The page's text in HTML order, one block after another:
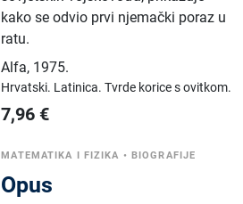
kako se odvio prvi njemački poraz u
ratu.
Alfa, 1975.
Hrvatski. Latinica.Tvrde korice s ovitkom.
7,96 €
MATEMATIKA I FIZIKA • BIOGRAFIJE
Opus